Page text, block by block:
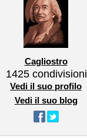
Cagliostro
1425 condivisioni
Vedi il suo profilo
Vedi il suo blog